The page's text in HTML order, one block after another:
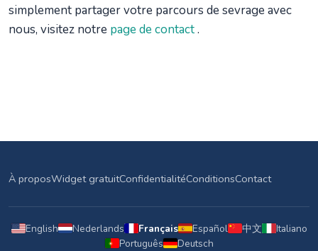
simplement partager votre parcours de sevrage avec
nous, visitez notre page de contact.
À proposWidget gratuitConfidentialitéConditionsContact
English Nederlands Français Español 中文
Italiano
Português
Deutsch